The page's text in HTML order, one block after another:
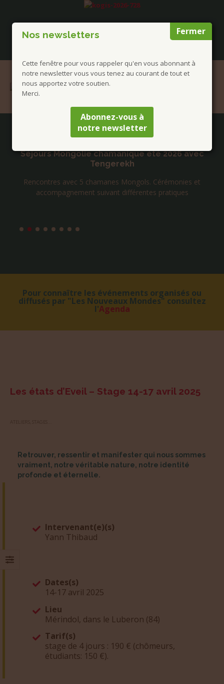
Fermer
Nos newsletters
Cette fenêtre pour vous rappeler qu'en vous abonnant à
notre newsletter vous vous tenez au courant de tout et
nous apportez votre soutien.
Merci.
Abonnez-vous à
notre newsletter
Publications à la Une !
Séjours Mongolie chamanique été 2026 avec
Tengerekh
Rencontres avec 5 chamanes Mongols. Cérémonies et
accompagnement suivant différentes pratiques
Pour connaître les événements organisés ou
diffusés par "Les Nouveaux Mondes" consultez
l'Agenda
Les états d’Eveil – Stage 14-17 avril 2025
Retrouver, ressentir et manifester qui nous sommes
vraiment, notre véritable nature, notre identité
profonde et éternelle.
Intervenant(e)(s)
Yann Thibaud
Dates(s)
14-17 avril 2025
Lieu
Mérindol, dans le Luberon (84)
Tarif(s)
stage de 4 jours : 190 € (chômeurs,
étudiants: 150 €).